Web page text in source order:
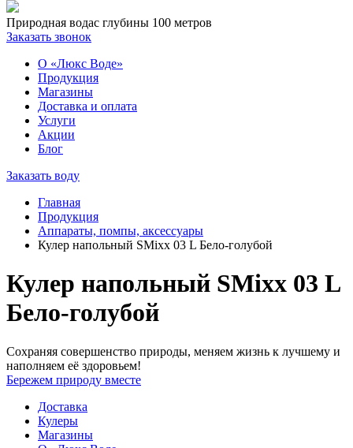
Природная водас глубины 100 метров
Заказать звонок
О «Люкс Воде»
Продукция
Магазины
Доставка и оплата
Услуги
Акции
Блог
Заказать воду
Главная
Продукция
Аппараты, помпы, аксессуары
Кулер напольный SMixx 03 L Бело-голубой
Кулер напольный SMixx 03 L
Бело-голубой
Сохраняя совершенство природы, меняем жизнь к лучшему и
наполняем её здоровьем!
Бережем природу вместе
Доставка
Кулеры
Магазины